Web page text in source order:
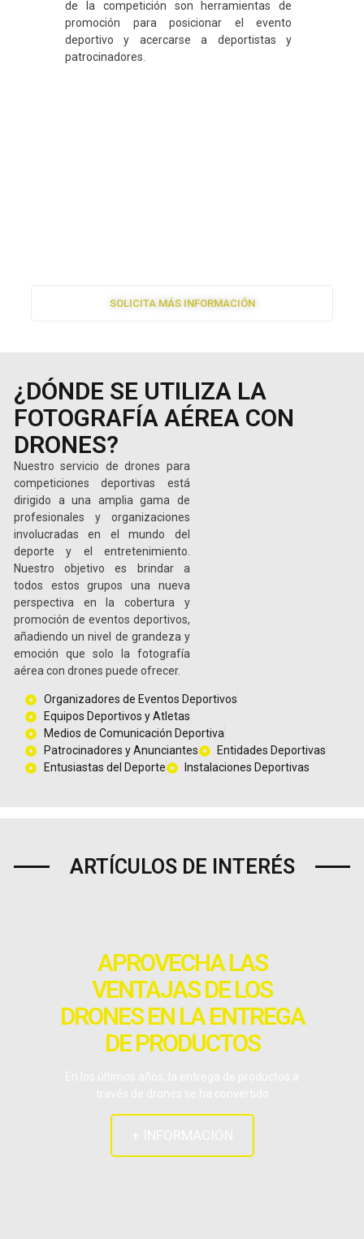
de la competición son herramientas de
promoción para posicionar el evento
deportivo y acercarse a deportistas y
patrocinadores.
SOLICITA MÁS INFORMACIÓN
¿DÓNDE SE UTILIZA LA
FOTOGRAFÍA AÉREA CON
DRONES?
Nuestro servicio de drones para
competiciones deportivas está
dirigido a una amplia gama de
profesionales y organizaciones
involucradas en el mundo del
deporte y el entretenimiento.
Nuestro objetivo es brindar a
todos estos grupos una nueva
perspectiva en la cobertura y
promoción de eventos deportivos,
añadiendo un nivel de grandeza y
emoción que solo la fotografía
aérea con drones puede ofrecer.
Organizadores de Eventos Deportivos
Equipos Deportivos y Atletas
Medios de Comunicación Deportiva
Patrocinadores y Anunciantes
Entidades Deportivas
Entusiastas del Deporte
Instalaciones Deportivas
ARTÍCULOS DE INTERÉS
APROVECHA LAS
VENTAJAS DE LOS
DRONES EN LA ENTREGA
DE PRODUCTOS